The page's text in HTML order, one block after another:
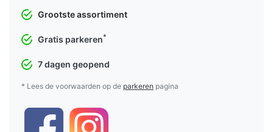
Grootste assortiment
Gratis parkeren*
7 dagen geopend
* Lees de voorwaarden op de parkeren pagina